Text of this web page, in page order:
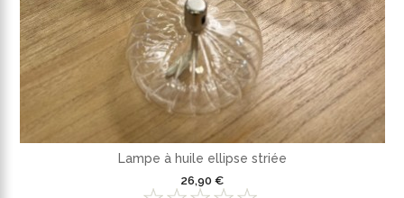
Lampe à huile ellipse striée
26,90 €